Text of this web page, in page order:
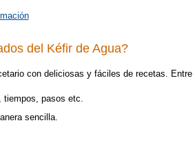
del Kéfir de Agua?
con deliciosas y fáciles de recetas.
tiempos, pasos etc.
sencilla.